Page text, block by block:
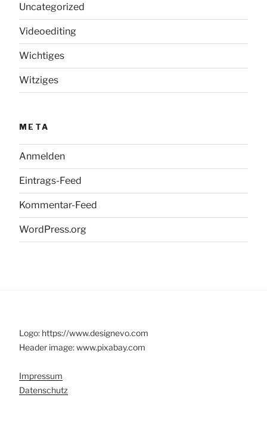
Uncategorized
Videoediting
Wichtiges
Witziges
META
Anmelden
Eintrags-Feed
Kommentar-Feed
WordPress.org
Logo: https://www.designevo.com
Header image: www.pixabay.com
Impressum
Datenschutz